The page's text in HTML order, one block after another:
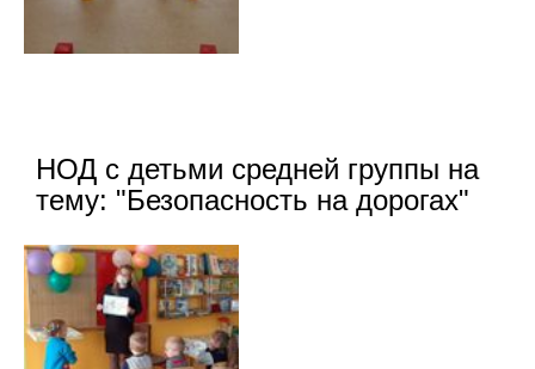
НОД с детьми средней группы на
тему: "Безопасность на дорогах"